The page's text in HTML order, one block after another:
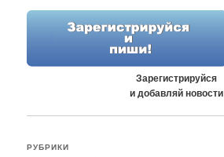
Зарегистрируйся
и добавляй новости
РУБРИКИ